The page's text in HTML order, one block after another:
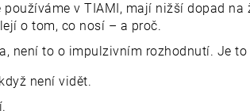
používáme v TIAMI, mají nižší dopad
o tom, co nosí – a proč.
není to o impulzivním rozhodnutí. Je to
není vidět.